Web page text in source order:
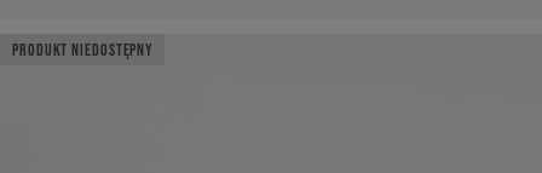
PRODUKT NIEDOSTĘPNY